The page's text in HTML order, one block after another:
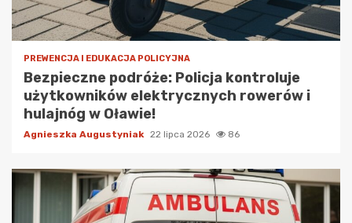
PREWENCJA I EDUKACJA POLICYJNA
Bezpieczne podróże: Policja kontroluje
użytkowników elektrycznych rowerów i
hulajnóg w Oławie!
Agnieszka Augustyniak 22 lipca 2026 86